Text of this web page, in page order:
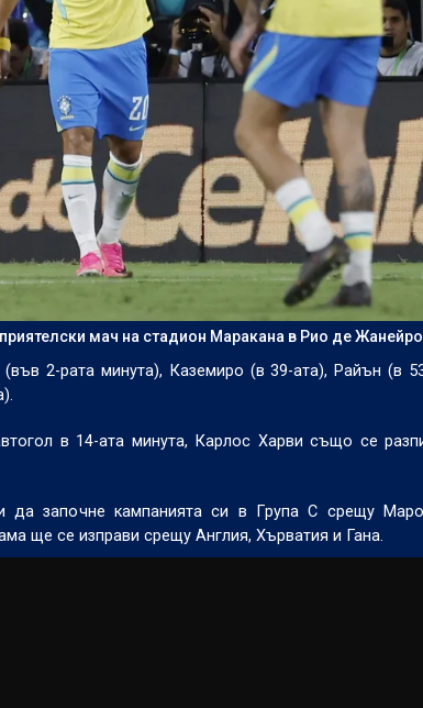
мач на стадион Маракана в Рио де
2-рата минута), Каземиро (в 39-ата), Райън (в
в 14-ата минута, Карлос Харви също се
да започне кампанията си в Група C срещу
ще се изправи срещу Англия, Хърватия и Гана.